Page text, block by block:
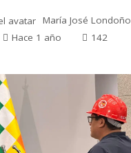
María José Londoño
Hace 1 año
142